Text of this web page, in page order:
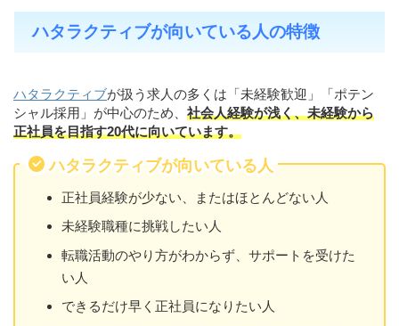
ハタラクティブが向いている人の特徴
ハタラクティブが扱う求人の多くは「未経験歓迎」「ポテン
シャル採用」が中心のため、 社会人経験が浅く、未経験から
正社員を目指す20代に向いています。
ハタラクティブが向いている人
正社員経験が少ない、またはほとんどない人
未経験職種に挑戦したい人
転職活動のやり方がわからず、サポートを受けた
い人
できるだけ早く正社員になりたい人